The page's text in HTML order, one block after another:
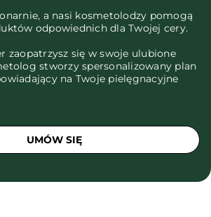
a nasi kosmetolodzy pomogą
odpowiednich dla Twojej cery.
zaopatrzysz się w swoje ulubione
stworzy spersonalizowany plan
na Twoje pielęgnacyjne
UMÓW SIĘ